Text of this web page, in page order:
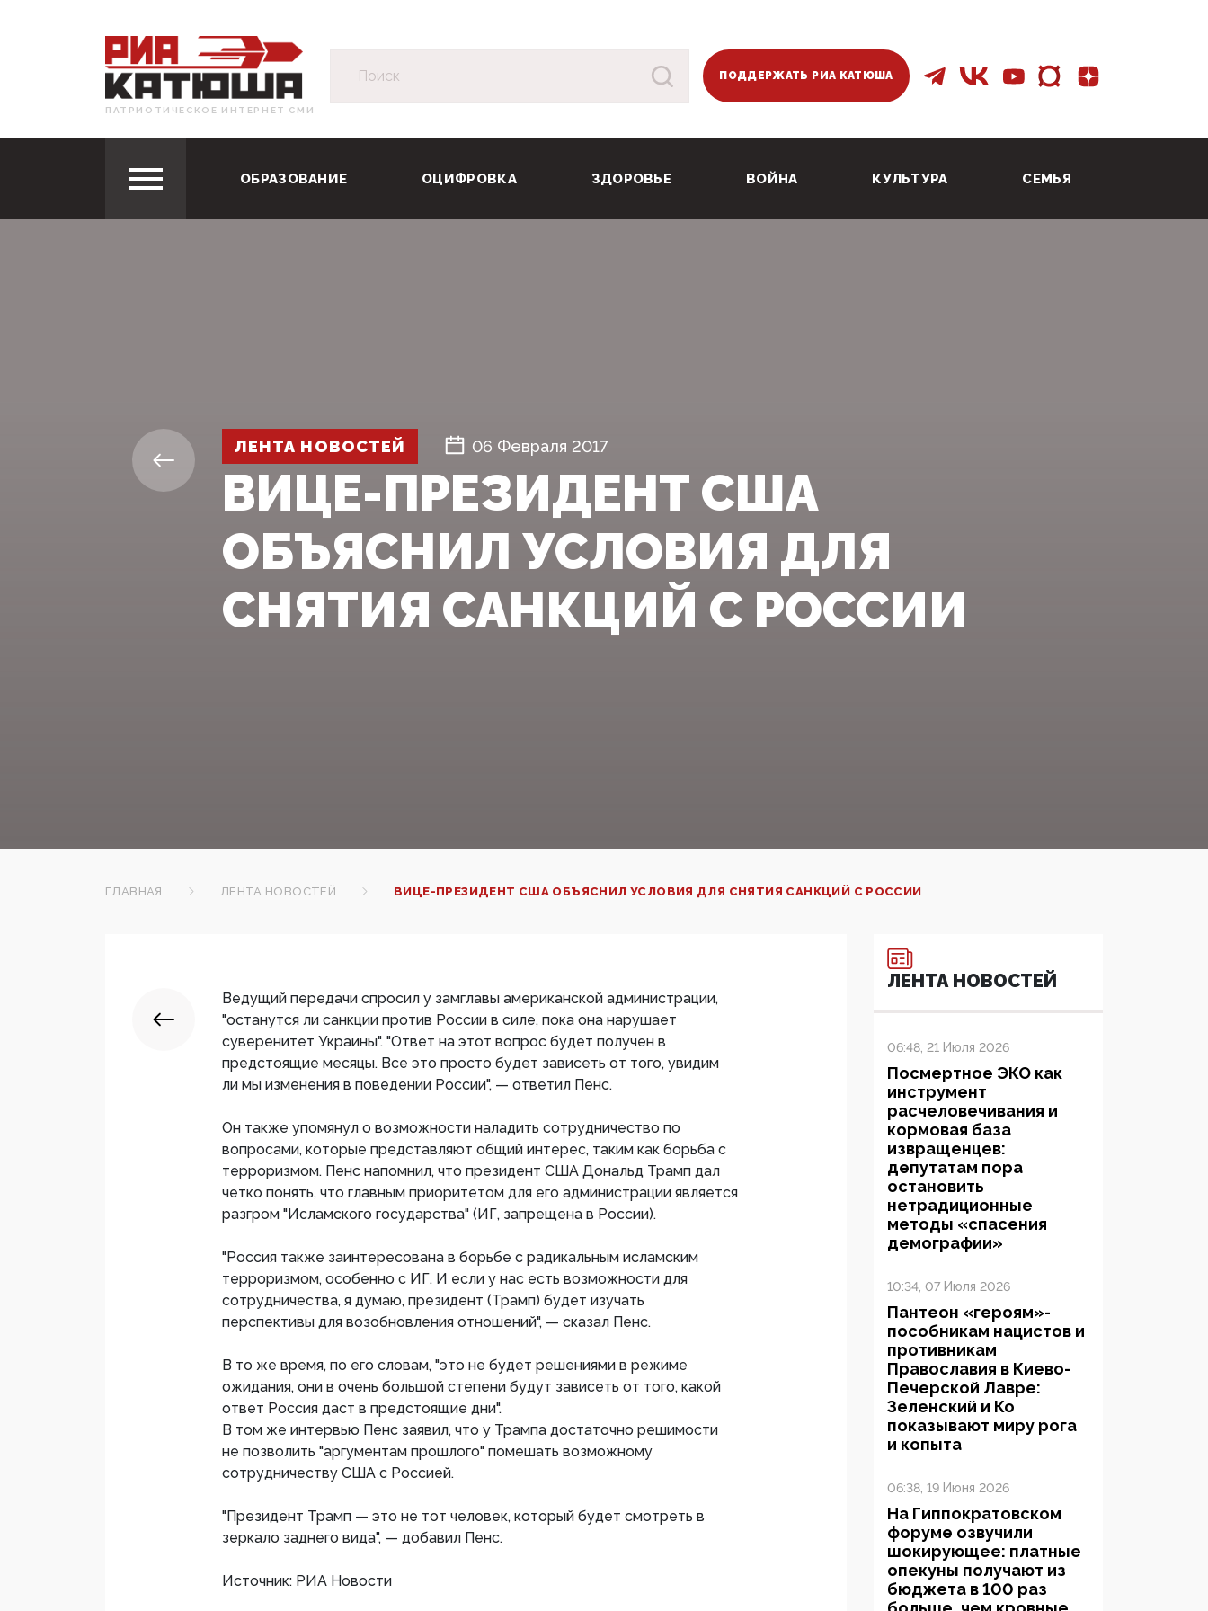
ПАТРИОТИЧЕСКОЕ ИНТЕРНЕТ СМИ
ПОДДЕРЖАТЬ РИА КАТЮША
ОБРАЗОВАНИЕ ОЦИФРОВКА ЗДОРОВЬЕ ВОЙНА КУЛЬТУРА СЕМЬЯ
ЛЕНТА НОВОСТЕЙ 06 Февраля 2017
ВИЦЕ-ПРЕЗИДЕНТ США
ОБЪЯСНИЛ УСЛОВИЯ ДЛЯ
СНЯТИЯ САНКЦИЙ С РОССИИ
ГЛАВНАЯ ЛЕНТА НОВОСТЕЙ ВИЦЕ-ПРЕЗИДЕНТ США ОБЪЯСНИЛ УСЛОВИЯ ДЛЯ СНЯТИЯ САНКЦИЙ С РОССИИ
Ведущий передачи спросил у замглавы американской администрации,
"останутся ли санкции против России в силе, пока она нарушает
суверенитет Украины". "Ответ на этот вопрос будет получен в
предстоящие месяцы. Все это просто будет зависеть от того, увидим
ли мы изменения в поведении России", — ответил Пенс.
Он также упомянул о возможности наладить сотрудничество по
вопросами, которые представляют общий интерес, таким как борьба с
терроризмом. Пенс напомнил, что президент США Дональд Трамп дал
четко понять, что главным приоритетом для его администрации является
разгром "Исламского государства" (ИГ, запрещена в России).
"Россия также заинтересована в борьбе с радикальным исламским
терроризмом, особенно с ИГ. И если у нас есть возможности для
сотрудничества, я думаю, президент (Трамп) будет изучать
перспективы для возобновления отношений", — сказал Пенс.
В то же время, по его словам, "это не будет решениями в режиме
ожидания, они в очень большой степени будут зависеть от того, какой
ответ Россия даст в предстоящие дни".
В том же интервью Пенс заявил, что у Трампа достаточно решимости
не позволить "аргументам прошлого" помешать возможному
сотрудничеству США с Россией.
"Президент Трамп — это не тот человек, который будет смотреть в
зеркало заднего вида", — добавил Пенс.
Источник: РИА Новости
ЛЕНТА НОВОСТЕЙ
06:48, 21 Июля 2026
Посмертное ЭКО как
инструмент
расчеловечивания и
кормовая база
извращенцев:
депутатам пора
остановить
нетрадиционные
методы «спасения
демографии»
10:34, 07 Июля 2026
Пантеон «героям»-
пособникам нацистов и
противникам
Православия в Киево-
Печерской Лавре:
Зеленский и Ко
показывают миру рога
и копыта
06:38, 19 Июня 2026
На Гиппократовском
форуме озвучили
шокирующее: платные
опекуны получают из
бюджета в 100 раз